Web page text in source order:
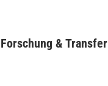
Inhalt
Forschung & Transfer